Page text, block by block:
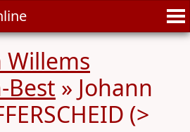
Best » Johann
(>